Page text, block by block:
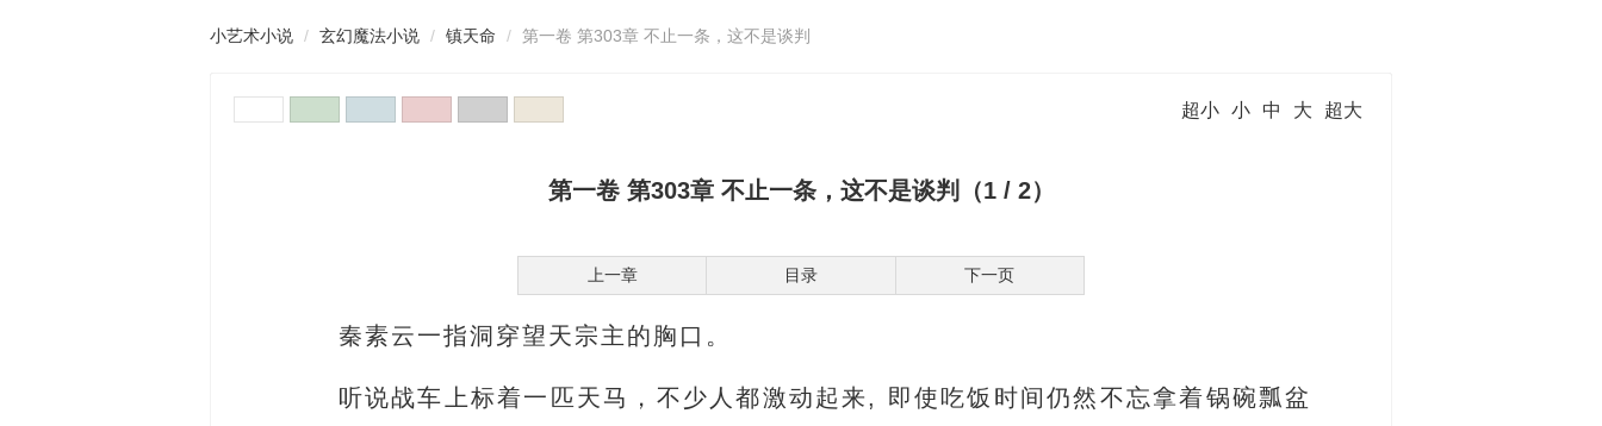
小艺术小说 玄幻魔法小说 镇天命 第一卷 第303章 不止一条，这不是谈判
超小 小 中 大 超大
第一卷 第303章 不止一条，这不是谈判（1 / 2）
上一章 目录 下一页
秦素云一指洞穿望天宗主的胸口。
听说战车上标着一匹天马，不少人都激动起来, 即使吃饭时间仍然不忘拿着锅碗瓢盆